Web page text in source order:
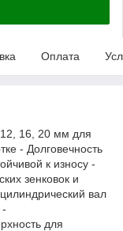
Оплата
16, 20 мм для
- Долговечность
к износу -
зенковок и
вал
для